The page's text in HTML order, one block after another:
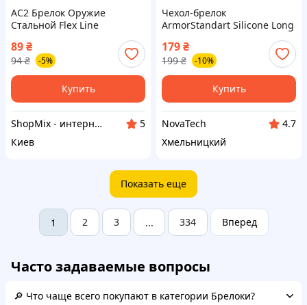
AC2 Брелок Оружие
Стальной Flex Line
для ключей и брелков с
кольцом MOD58L DE
89₴
94 ₴ -5%
Купить
ShopMix - интернет-магазин сумок и аксессуаров
5
Киев
Чехол-брелок
ArmorStandart Silicone Long
Orange для AirTag
179₴
199 ₴ -10%
Купить
NovaTech
4.7
Хмельницкий
Показать еще
1 2 3 ... 334 Вперед
Часто задаваемые вопросы
🔎 Что чаще всего покупают в категории Брелоки?